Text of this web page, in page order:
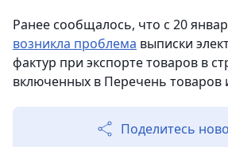
Ранее сообщалось, что с 20
возникла проблема выписки
фактур при экспорте товаров в
включенных в Перечень товаров
Поделитесь